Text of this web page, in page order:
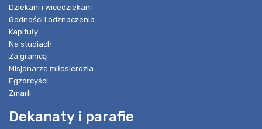
Dziekani i wicedziekani
Godności i odznaczenia
Kapituły
Na studiach
Za granicą
Misjonarze miłosierdzia
Egzorcyści
Zmarli
Dekanaty i parafie